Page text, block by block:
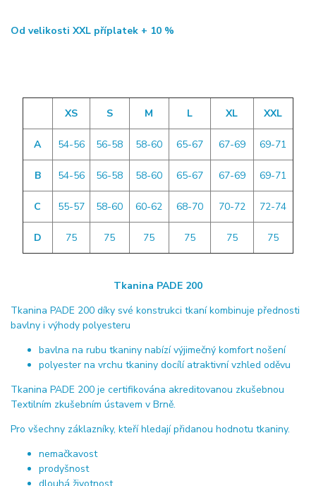
Od velikosti XXL příplatek + 10 %
XS S M L XL XXL
A 54-56 56-58 58-60 65-67 67-69 69-71
B 54-56 56-58 58-60 65-67 67-69 69-71
C 55-57 58-60 60-62 68-70 70-72 72-74
D 75 75 75 75 75 75
Tkanina PADE 200
Tkanina PADE 200 díky své konstrukci tkaní kombinuje přednosti
bavlny i výhody polyesteru
bavlna na rubu tkaniny nabízí výjimečný komfort nošení
polyester na vrchu tkaniny docílí atraktivní vzhled oděvu
Tkanina PADE 200 je certifikována akreditovanou zkušebnou
Textilním zkušebním ústavem v Brně.
Pro všechny záklazníky, kteří hledají přidanou hodnotu tkaniny.
nemačkavost
prodyšnost